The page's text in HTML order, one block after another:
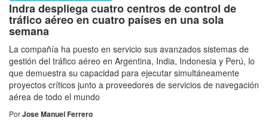
Indra despliega cuatro centros de control de
tráfico aéreo en cuatro países en una sola
semana
La compañía ha puesto en servicio sus avanzados sistemas de
gestión del tráfico aéreo en Argentina, India, Indonesia y Perú, lo
que demuestra su capacidad para ejecutar simultáneamente
proyectos críticos junto a proveedores de servicios de navegación
aérea de todo el mundo
PorJose Manuel Ferrero